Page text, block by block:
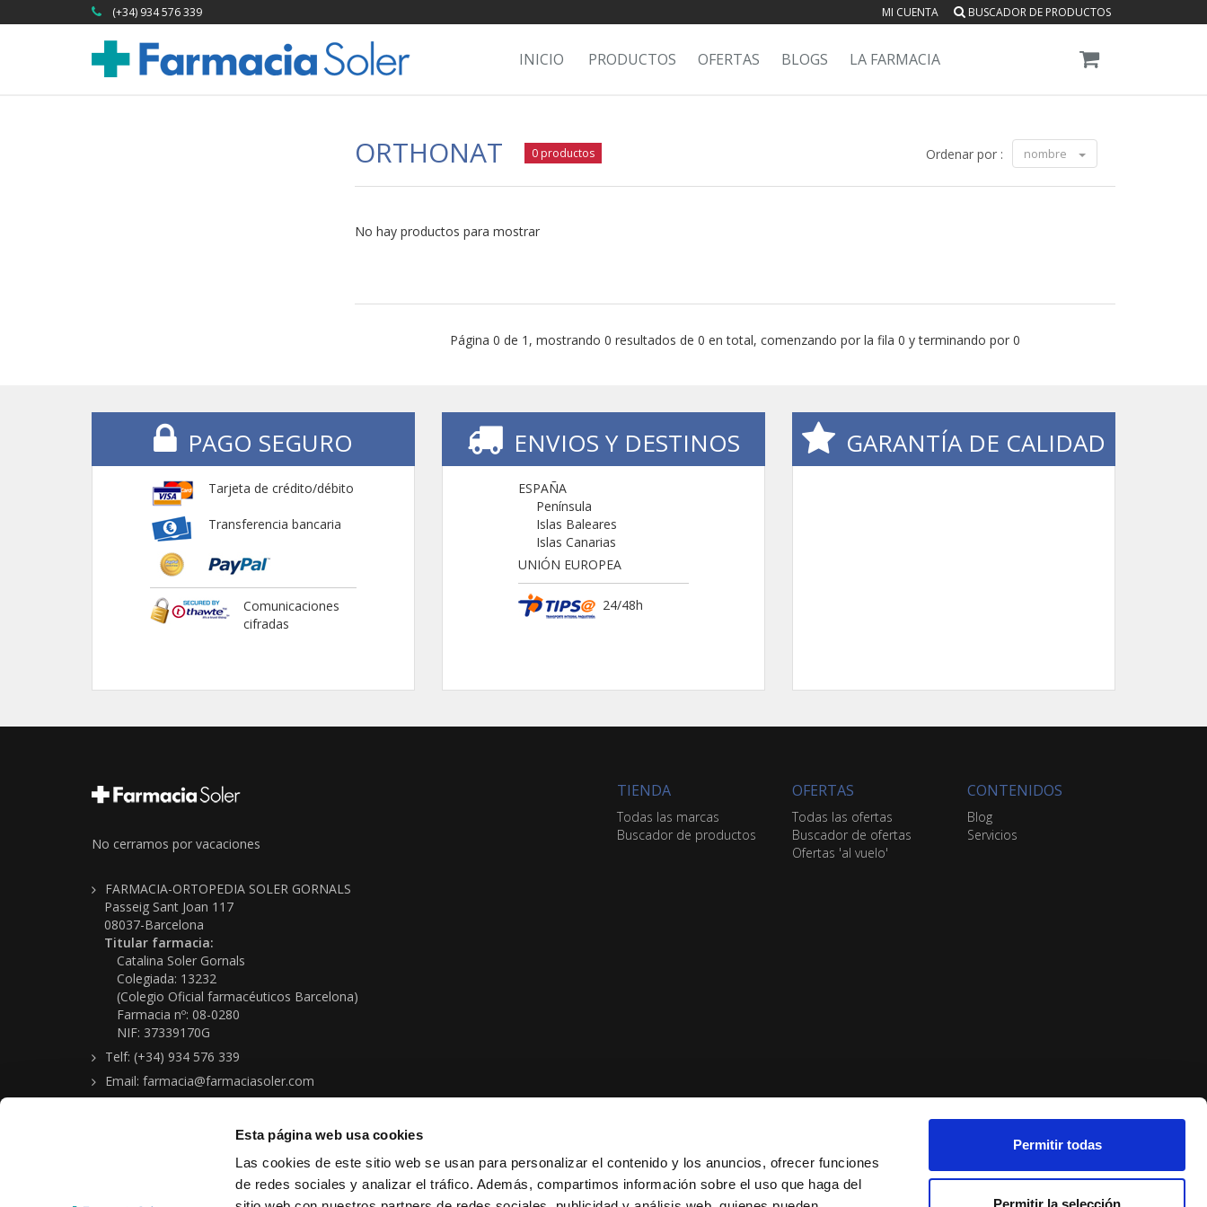
Esta página web usa cookies
Las cookies de este sitio web se usan para personalizar el contenido y los anuncios, ofrecer funciones
de redes sociales y analizar el tráfico. Además, compartimos información sobre el uso que haga del
Permitir todas
Permitir la selección
(+34) 934 576 339 MI CUENTA BUSCADOR DE PRODUCTOS
INICIO PRODUCTOS OFERTAS BLOGS LA FARMACIA
ORTHONAT 0 productos Ordenar por : nombre
No hay productos para mostrar
Página 0 de 1, mostrando 0 resultados de 0 en total, comenzando por la fila 0 y terminando por 0
PAGO SEGURO
Tarjeta de crédito/débito
Transferencia bancaria
Comunicaciones
cifradas
ENVIOS Y DESTINOS
ESPAÑA
Península
Islas Baleares
Islas Canarias
UNIÓN EUROPEA
24/48h
GARANTÍA DE CALIDAD
No cerramos por vacaciones
FARMACIA-ORTOPEDIA SOLER GORNALS
Passeig Sant Joan 117
08037-Barcelona
Titular farmacia:
Catalina Soler Gornals
Colegiada: 13232
(Colegio Oficial farmacéuticos Barcelona)
Farmacia nº: 08-0280
NIF: 37339170G
Telf: (+34) 934 576 339
Email: farmacia@farmaciasoler.com
TIENDA
Todas las marcas
Buscador de productos
OFERTAS
Todas las ofertas
Buscador de ofertas
Ofertas 'al vuelo'
CONTENIDOS
Blog
Servicios